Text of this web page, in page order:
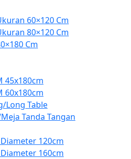
60×120 Cm
80×120 Cm
Cm
45x180cm
60x180cm
Long Table
Tanda Tangan
120cm
160cm